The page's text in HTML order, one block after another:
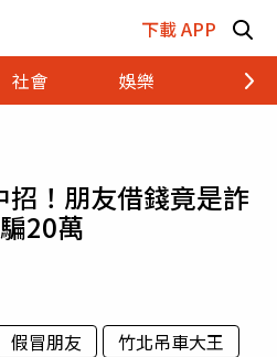
下載 APP
社會 娛樂 財經
招！朋友借錢竟是詐
20萬
假冒朋友 竹北吊車大王